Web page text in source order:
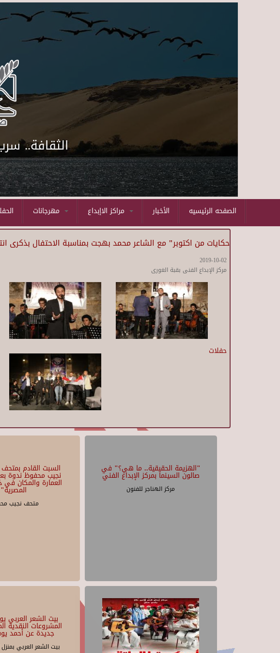
الثقافة..
الأخبار الصفحه الرئيسيه
حكايات من اكتوبر" مع الشاعر محمد بهجت بمناسبة الاحتفال بذكرى
2019-10-02
مركز الإبداع الفنى بقبة الغورى
حفلات
السبت القادم بمتحف
نجيب محفوظ ندوة
العمارة والمكان في
المصرية"
متحف نجيب
"الهزيمة الحقيقية.. ما هي؟" في
صالون السينما بمركز الإبداع الفني
مركز الهناجر للفنون
بيت الشعر العربي
المشروعات النقدية
جديدة عن أحمد
بيت الشعر العربي